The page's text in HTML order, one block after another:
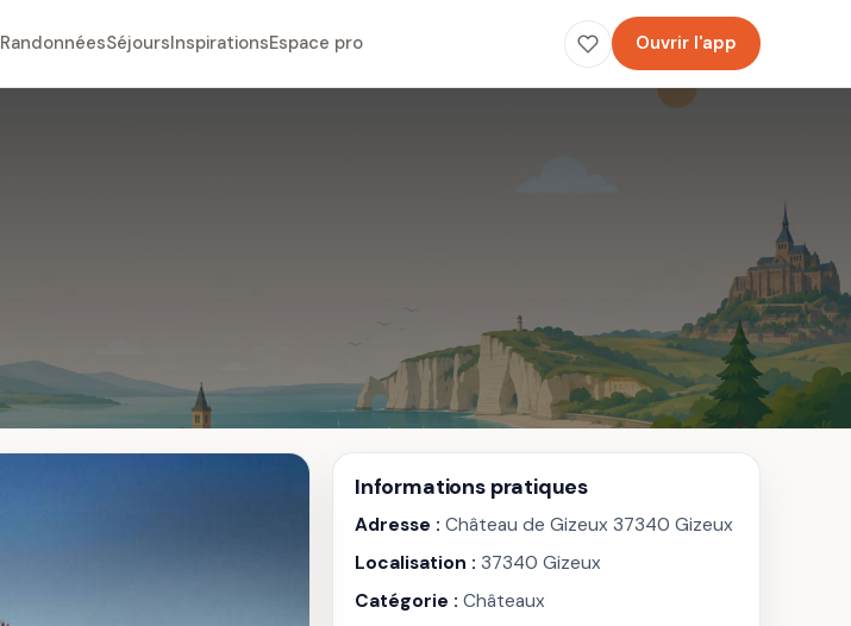
RandonnéesSéjoursInspirationsEspace pro Ouvrir l'app
Informations pratiques
Adresse : Château de Gizeux 37340 Gizeux
Localisation : 37340 Gizeux
Catégorie : Châteaux